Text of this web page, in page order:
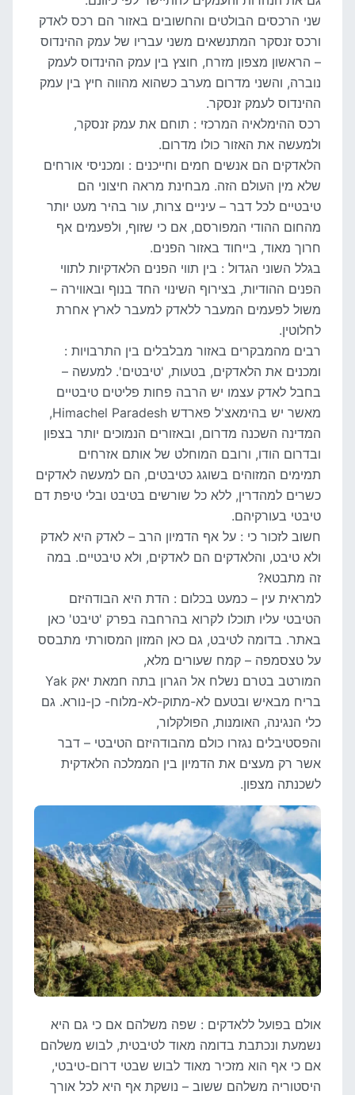
שני הרכסים הבולטים והחשובים באזור הם רכס לאדק
ורכס זנסקר המתנשאים משני עבריו של עמק ההינדוס
– הראשון מצפון מזרח, חוצץ בין עמק ההינדוס לעמק
נוברה, והשני מדרום מערב כשהוא מהווה חיץ בין עמק
ההינדוס לעמק זנסקר.
רכס ההימלאיה המרכזי : תוחם את עמק זנסקר,
ולמעשה את האזור כולו מדרום.
הלאדקים הם אנשים חמים וחייכנים : ומכניסי אורחים
שלא מין העולם הזה. מבחינת מראה חיצוני הם
טיבטיים לכל דבר – עיניים צרות, עור בהיר מעט יותר
מהחום ההודי המפורסם, אם כי שזוף, ולפעמים אף
חרוך מאוד, בייחוד באזור הפנים.
בגלל השוני הגדול : בין תווי הפנים הלאדקיות לתווי
הפנים ההודיות, בצירוף השינוי החד בנוף ובאווירה –
משול לפעמים המעבר ללאדק למעבר לארץ אחרת
לחלוטין.
רבים מהמבקרים באזור מבלבלים בין התרבויות :
ומכנים את הלאדקים, בטעות, 'טיבטים'. למעשה –
בחבל לאדק עצמו יש הרבה פחות פליטים טיבטיים
מאשר יש בהימאצ'ל פארדש Himachel Paradesh,
המדינה השכנה מדרום, ובאזורים הנמוכים יותר בצפון
ובדרום הודו, ורובם המוחלט של אותם אזרחים
תמימים המזוהים בשוגג כטיבטים, הם למעשה לאדקים
כשרים למהדרין, ללא כל שורשים בטיבט ובלי טיפת דם
טיבטי בעורקיהם.
חשוב לזכור כי : על אף הדמיון הרב – לאדק היא לאדק
ולא טיבט, והלאדקים הם לאדקים, ולא טיבטיים. במה
זה מתבטא?
למראית עין – כמעט בכלום : הדת היא הבודהיזם
הטיבטי עליו תוכלו לקרוא בהרחבה בפרק 'טיבט' כאן
באתר. בדומה לטיבט, גם כאן המזון המסורתי מתבסס
על טצסמפה – קמח שעורים מלא,
המורטב בטרם נשלח אל הגרון בתה חמאת יאק Yak
בריח מבאיש ובטעם לא-מתוק-לא-מלוח- כן-נורא. גם
כלי הנגינה, האומנות, הפולקלור,
והפסטיבלים נגזרו כולם מהבודהיזם הטיבטי – דבר
אשר רק מעצים את הדמיון בין הממלכה הלאדקית
לשכנתה מצפון.
אולם בפועל ללאדקים : שפה משלהם אם כי גם היא
נשמעת ונכתבת בדומה מאוד לטיבטית, לבוש משלהם
אם כי אף הוא מזכיר מאוד לבוש שבטי דרום-טיבטי,
היסטוריה משלהם ששוב – נושקת אף היא לכל אורך